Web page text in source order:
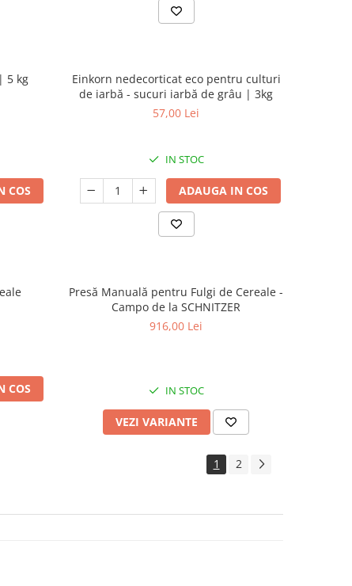
5 kg
COS
Einkorn nedecorticat eco pentru culturi
de iarbă - sucuri iarbă de grâu | 3kg
57,00 Lei
IN STOC
ADAUGA IN COS
COS
Presă Manuală pentru Fulgi de Cereale -
Campo de la SCHNITZER
916,00 Lei
IN STOC
VEZI VARIANTE
1 2